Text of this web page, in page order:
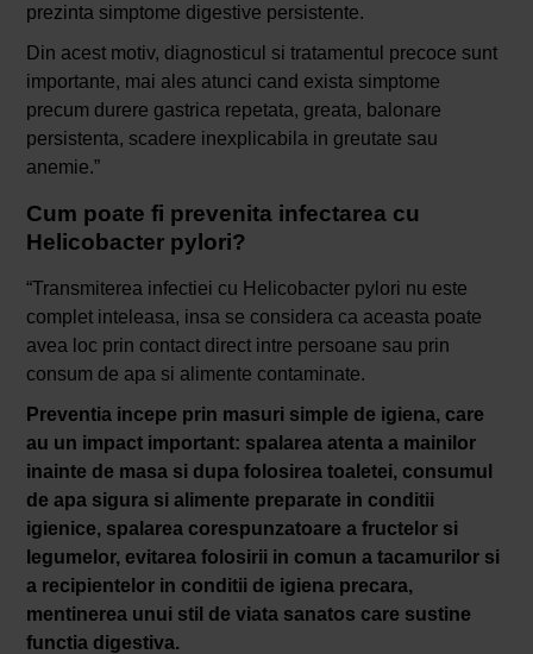
prezinta simptome digestive persistente.
Din acest motiv, diagnosticul si tratamentul precoce sunt
importante, mai ales atunci cand exista simptome
precum durere gastrica repetata, greata, balonare
persistenta, scadere inexplicabila in greutate sau
anemie.”
Cum poate fi prevenita infectarea cu
Helicobacter pylori?
“Transmiterea infectiei cu Helicobacter pylori nu este
complet inteleasa, insa se considera ca aceasta poate
avea loc prin contact direct intre persoane sau prin
consum de apa si alimente contaminate.
Preventia incepe prin masuri simple de igiena, care
au un impact important: spalarea atenta a mainilor
inainte de masa si dupa folosirea toaletei, consumul
de apa sigura si alimente preparate in conditii
igienice, spalarea corespunzatoare a fructelor si
legumelor, evitarea folosirii in comun a tacamurilor si
a recipientelor in conditii de igiena precara,
mentinerea unui stil de viata sanatos care sustine
functia digestiva.